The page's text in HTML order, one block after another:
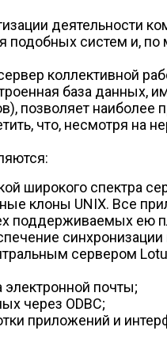
деятельности
подобных систем и,
коллективной
база данных,
позволяет
что, несмотря
широкого спектра
клоны UNIX. Все
поддерживаемых ею
сервером
почты;
через ODBC;
приложений и